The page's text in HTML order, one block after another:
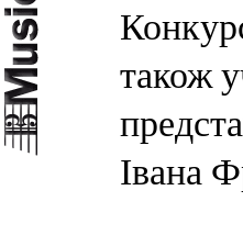
також
Івана